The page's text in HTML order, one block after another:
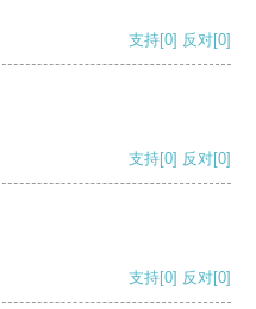
支持[0] 反对[0]
支持[0] 反对[0]
支持[0] 反对[0]